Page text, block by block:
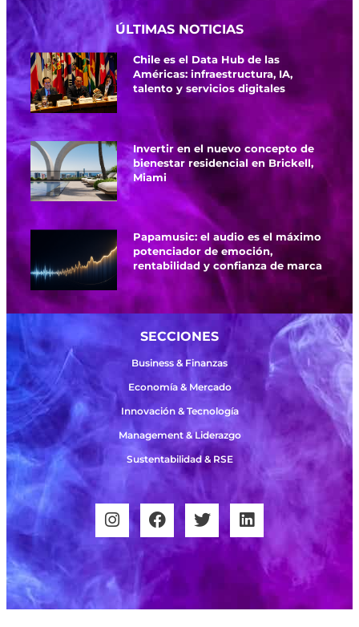
ÚLTIMAS NOTICIAS
Chile es el Data Hub de las
Américas: infraestructura, IA,
talento y servicios digitales
Invertir en el nuevo concepto de
bienestar residencial en Brickell,
Miami
Papamusic: el audio es el máximo
potenciador de emoción,
rentabilidad y confianza de marca
SECCIONES
Business & Finanzas
Economía & Mercado
Innovación & Tecnología
Management & Liderazgo
Sustentabilidad & RSE